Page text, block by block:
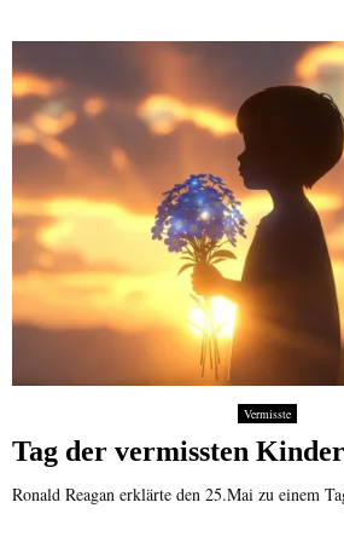
Vermisste
Tag der vermissten Kinder
Ronald Reagan erklärte den 25.Mai zu einem